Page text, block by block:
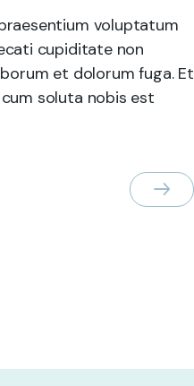
voluptatum
cupiditate non
et dolorum fuga. Et
soluta nobis est